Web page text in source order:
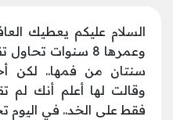
السلام عليكم يعطيك
وعمرها 8 سنوات
سنتان من فمها.. لكن
وقالت لها أعلم أنك لم
فقط على الخد.. في اليوم